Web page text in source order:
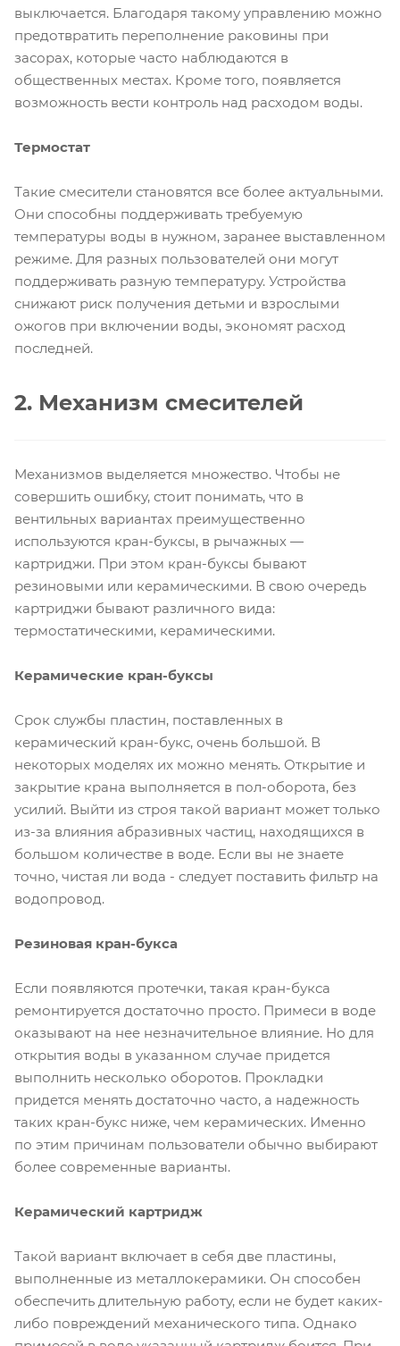
выключается. Благодаря такому управлению можно
предотвратить переполнение раковины при
засорах, которые часто наблюдаются в
общественных местах. Кроме того, появляется
возможность вести контроль над расходом воды.
Термостат
Такие смесители становятся все более актуальными.
Они способны поддерживать требуемую
температуры воды в нужном, заранее выставленном
режиме. Для разных пользователей они могут
поддерживать разную температуру. Устройства
снижают риск получения детьми и взрослыми
ожогов при включении воды, экономят расход
последней.
2. Механизм смесителей
Механизмов выделяется множество. Чтобы не
совершить ошибку, стоит понимать, что в
вентильных вариантах преимущественно
используются кран-буксы, в рычажных —
картриджи. При этом кран-буксы бывают
резиновыми или керамическими. В свою очередь
картриджи бывают различного вида:
термостатическими, керамическими.
Керамические кран-буксы
Срок службы пластин, поставленных в
керамический кран-букс, очень большой. В
некоторых моделях их можно менять. Открытие и
закрытие крана выполняется в пол-оборота, без
усилий. Выйти из строя такой вариант может только
из-за влияния абразивных частиц, находящихся в
большом количестве в воде. Если вы не знаете
точно, чистая ли вода - следует поставить фильтр на
водопровод.
Резиновая кран-букса
Если появляются протечки, такая кран-букса
ремонтируется достаточно просто. Примеси в воде
оказывают на нее незначительное влияние. Но для
открытия воды в указанном случае придется
выполнить несколько оборотов. Прокладки
придется менять достаточно часто, а надежность
таких кран-букс ниже, чем керамических. Именно
по этим причинам пользователи обычно выбирают
более современные варианты.
Керамический картридж
Такой вариант включает в себя две пластины,
выполненные из металлокерамики. Он способен
обеспечить длительную работу, если не будет каких-
либо повреждений механического типа. Однако